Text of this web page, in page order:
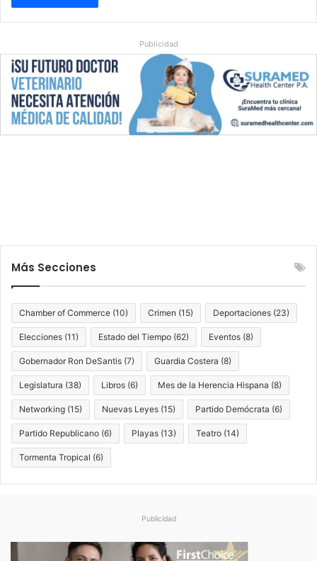
Publicidad
Más Secciones
Chamber of Commerce (10) Crimen (15) Deportaciones (23)
Elecciones (11) Estado del Tiempo (62) Eventos (8)
Gobernador Ron DeSantis (7) Guardia Costera (8)
Legislatura (38) Libros (6) Mes de la Herencia Hispana (8)
Networking (15) Nuevas Leyes (15) Partido Demócrata (6)
Partido Republicano (6) Playas (13) Teatro (14)
Tormenta Tropical (6)
Publicidad